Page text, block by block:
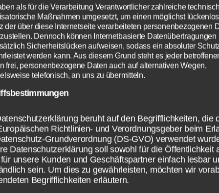
dir passiert, solltest du weiterlesen.
als für die Verarbeitung Verantwortlicher zahlreiche
Maßnahmen umgesetzt, um einen möglichst
der über diese Internetseite verarbeiteten personenbezogenen
Dennoch können Internetbasierte Datenübertragungen
Sicherheitslücken aufweisen, sodass ein absoluter
werden kann. Aus diesem Grund steht es jeder
frei, personenbezogene Daten auch auf alternativen Wegen,
telefonisch, an uns zu übermitteln.
beruht auf den Begrifflichkeiten, die
Richtlinien- und Verordnungsgeber beim
Grundverordnung (DS-GVO) verwendet
Datenschutzerklärung soll sowohl für die Öffentlichkeit
unsere Kunden und Geschäftspartner einfach lesbar
sein. Um dies zu gewährleisten, möchten wir
Begrifflichkeiten erläutern.